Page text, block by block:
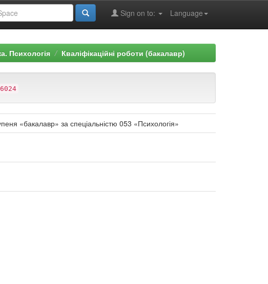
Language
Sign on to:
Психологія Кваліфікаційні роботи (бакалавр)
«бакалавр» за спеціальністю 053 «Психологія»